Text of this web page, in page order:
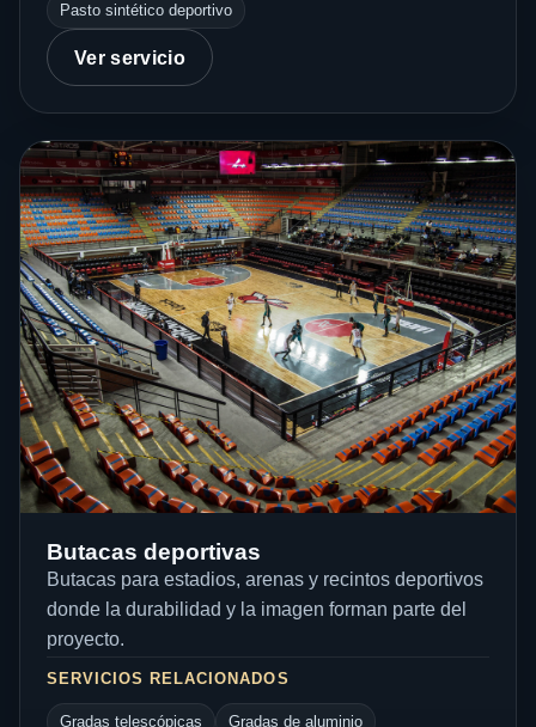
Pasto sintético deportivo
Ver servicio
Butacas deportivas
Butacas para estadios, arenas y recintos deportivos
donde la durabilidad y la imagen forman parte del
proyecto.
SERVICIOS RELACIONADOS
Gradas telescópicas Gradas de aluminio